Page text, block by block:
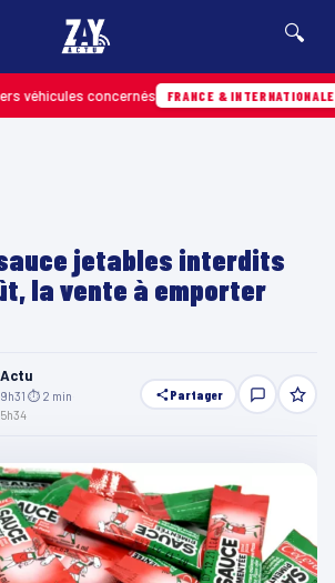
🔍
concernés FRANCE & INTERNATIONALE
jetables interdits
la vente à emporter
⏱ 2 min Partager